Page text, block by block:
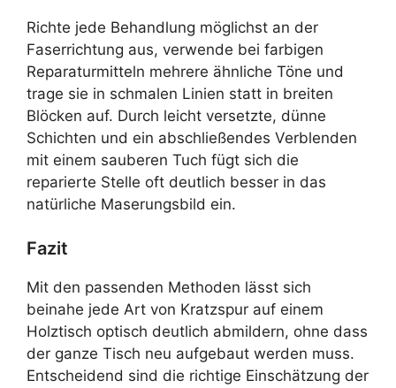
Richte jede Behandlung möglichst an der
Faserrichtung aus, verwende bei farbigen
Reparaturmitteln mehrere ähnliche Töne und
trage sie in schmalen Linien statt in breiten
Blöcken auf. Durch leicht versetzte, dünne
Schichten und ein abschließendes Verblenden
mit einem sauberen Tuch fügt sich die
reparierte Stelle oft deutlich besser in das
natürliche Maserungsbild ein.
Fazit
Mit den passenden Methoden lässt sich
beinahe jede Art von Kratzspur auf einem
Holztisch optisch deutlich abmildern, ohne dass
der ganze Tisch neu aufgebaut werden muss.
Entscheidend sind die richtige Einschätzung der